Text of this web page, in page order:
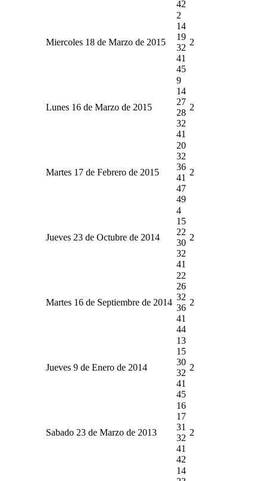
42
Miercoles 18 de Marzo de 2015
2
14
19
32
41
45
2
Lunes 16 de Marzo de 2015
9
14
27
28
32
41
2
Martes 17 de Febrero de 2015
20
32
36
41
47
49
2
Jueves 23 de Octubre de 2014
4
15
22
30
32
41
2
Martes 16 de Septiembre de 2014
22
26
32
36
41
44
2
Jueves 9 de Enero de 2014
13
15
30
32
41
45
2
Sabado 23 de Marzo de 2013
16
17
31
32
41
42
2
14